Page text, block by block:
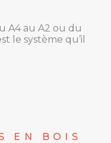
A4 au A2 ou du
le système qu’il
EN BOIS